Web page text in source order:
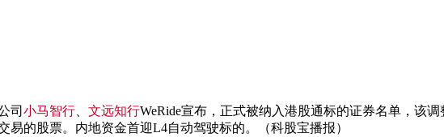
司 小马智行 文远知行WeRide宣布，正式被纳入港股通标的证券名单，该
易的股票。内地资金首迎L4自动驾驶标的。（科股宝播报）